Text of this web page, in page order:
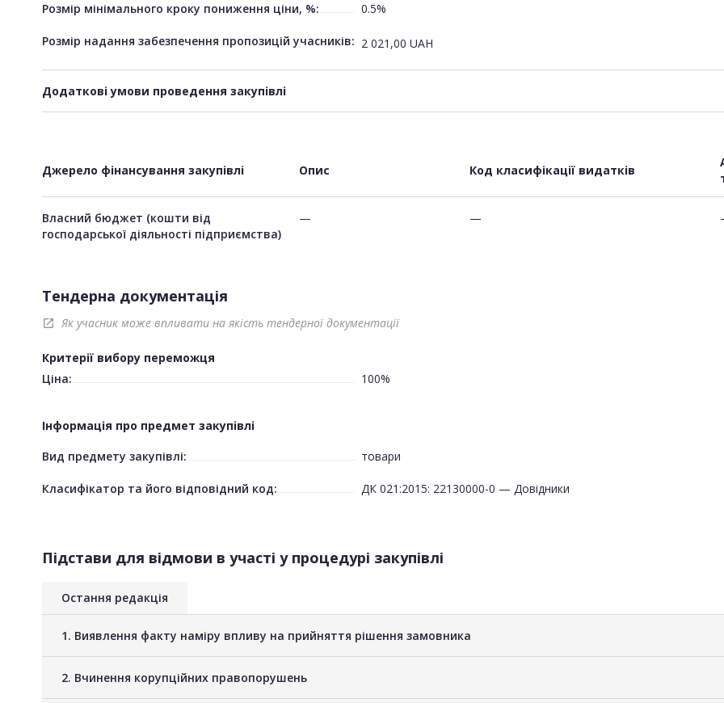
Розмір мінімального кроку пониження ціни, %:
0.5%
Розмір надання забезпечення пропозицій учасників: 2 021,00 UAH
Додаткові умови проведення закупівлі
Джерело фінансування закупівлі Опис Код класифікації видатків
Власний бюджет (кошти від
господарської діяльності підприємства)
— —
Тендерна документація
open_in_new Як учасник може впливати на якість тендерної документації
Критерії вибору переможця
Ціна:
100%
Інформація про предмет закупівлі
Вид предмету закупівлі:
товари
Класифікатор та його відповідний код: ДК 021:2015: 22130000-0 — Довідники
Підстави для відмови в участі у процедурі закупівлі
Остання редакція
1. Виявлення факту наміру впливу на прийняття рішення замовника
2. Вчинення корупційних правопорушень